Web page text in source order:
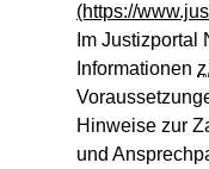
(https://
Im
Informationen
Hinweise zur
und